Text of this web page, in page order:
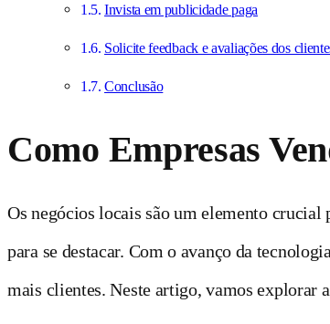
Invista em publicidade paga
Solicite feedback e avaliações dos
Conclusão
Como Empresas
Os negócios locais são um elemento crucial
para se destacar. Com o avanço da
mais clientes. Neste artigo, vamos explorar